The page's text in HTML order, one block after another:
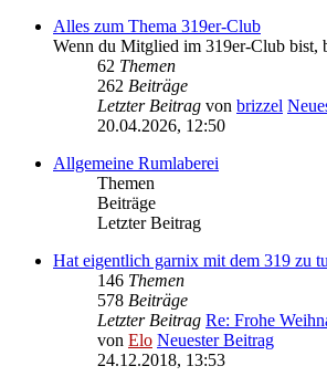
Alles zum Thema 319er-Club
Wenn du Mitglied im 319er-Club bist,
62 Themen
262 Beiträge
Letzter Beitrag von brizzel
20.04.2026, 12:50
Allgemeine Rumlaberei
Themen
Beiträge
Letzter Beitrag
Hat eigentlich garnix mit dem 319 zu
146 Themen
578 Beiträge
Letzter Beitrag Re: Frohe
von Elo Neuester Beitrag
24.12.2018, 13:53